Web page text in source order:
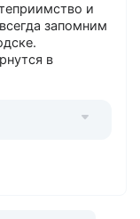
и
запомним
в